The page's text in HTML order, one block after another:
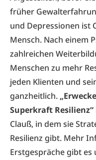
früher
und Depressionen ist
Mensch. Nach einem
zahlreichen
Menschen zu mehr
jeden Klienten und
ganzheitlich.
Superkraft Resilienz“
Clauß, in dem sie
Resilienz gibt. Mehr
Erstgespräche gibt es